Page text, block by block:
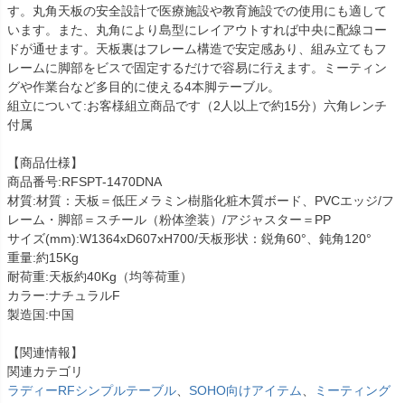
す。丸角天板の安全設計で医療施設や教育施設での使用にも適して
います。また、丸角により島型にレイアウトすれば中央に配線コー
ドが通せます。天板裏はフレーム構造で安定感あり、組み立てもフ
レームに脚部をビスで固定するだけで容易に行えます。ミーティン
グや作業台など多目的に使える4本脚テーブル。
組立について:お客様組立商品です（2人以上で約15分）六角レンチ
付属
【商品仕様】
商品番号:RFSPT-1470DNA
材質:材質：天板＝低圧メラミン樹脂化粧木質ボード、PVCエッジ/フ
レーム・脚部＝スチール（粉体塗装）/アジャスター＝PP
サイズ(mm):W1364xD607xH700/天板形状：鋭角60°、鈍角120°
重量:約15Kg
耐荷重:天板約40Kg（均等荷重）
カラー:ナチュラルF
製造国:中国
【関連情報】
関連カテゴリ
ラディーRFシンプルテーブル
SOHO向けアイテム
ミーティング